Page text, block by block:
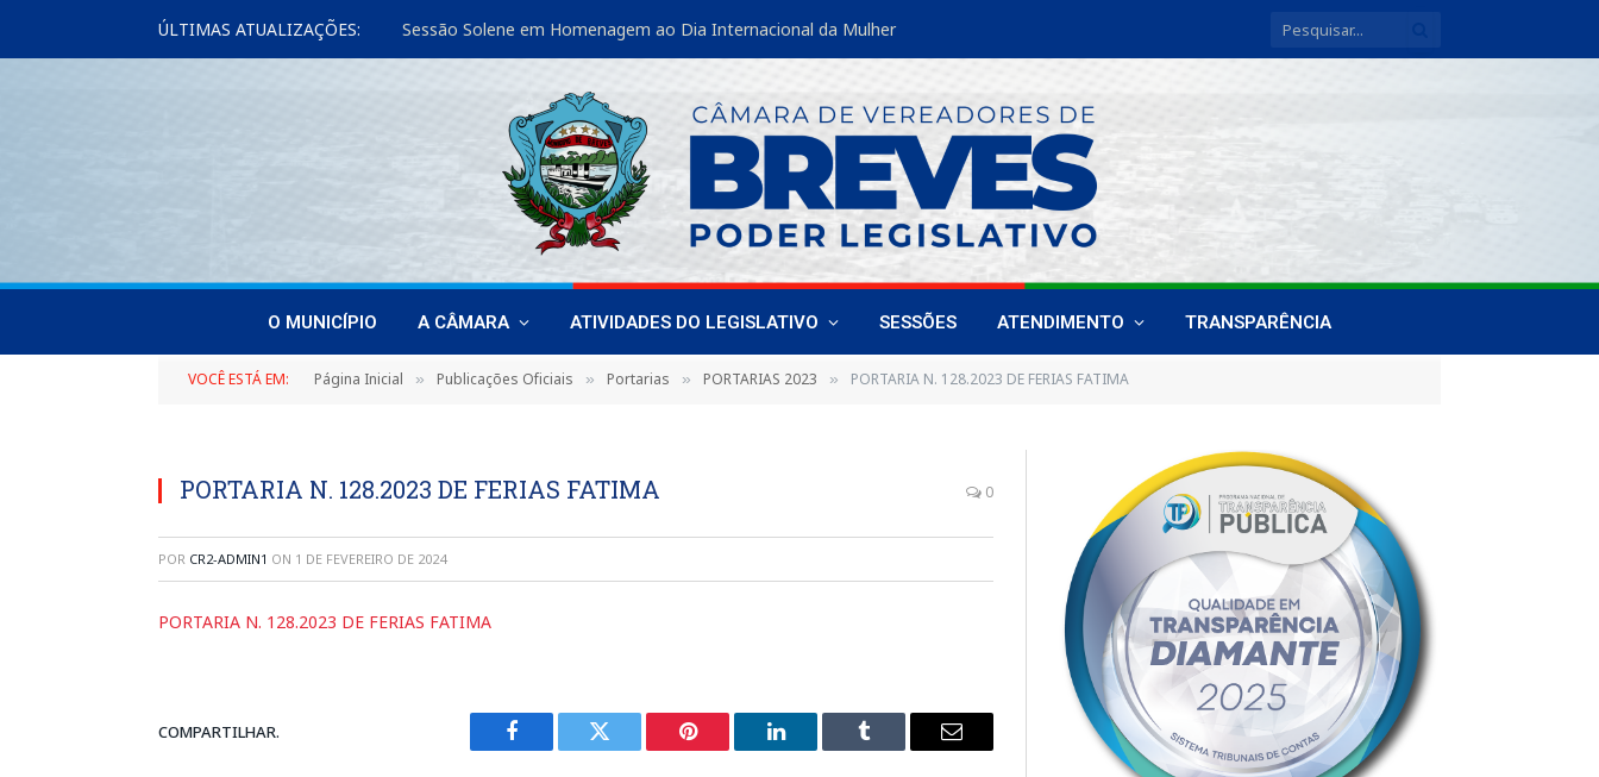
ÚLTIMAS ATUALIZAÇÕES: Sessão Solene em Homenagem ao Dia Internacional da Mulher
O MUNICÍPIO A CÂMARA ATIVIDADES DO LEGISLATIVO SESSÕES ATENDIMENTO TRANSPARÊNCIA
VOCÊ ESTÁ EM: Página Inicial » Publicações Oficiais » Portarias » PORTARIAS 2023 » PORTARIA N. 128.2023 DE FERIAS FATIMA
PORTARIA N. 128.2023 DE FERIAS FATIMA 0
POR CR2-ADMIN1 ON 1 DE FEVEREIRO DE 2024
PORTARIA N. 128.2023 DE FERIAS FATIMA
COMPARTILHAR.
Facebook Twitter Pinterest LinkedIn Tumblr
E-